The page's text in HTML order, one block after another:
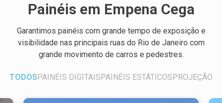
Painéis em Empena Cega
Garantimos painéis com grande tempo de exposição e
visibilidade nas principais ruas do Rio de Janeiro com
grande movimento de carros e pedestres.
TODOSPAINÉIS DIGITAISPAINÉIS ESTÁTICOSPROJEÇÃO